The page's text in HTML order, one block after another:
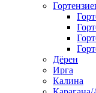
Дёрен
Ирга
Калина